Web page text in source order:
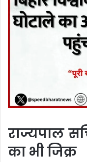
राज्यपाल
का भी जिक्र